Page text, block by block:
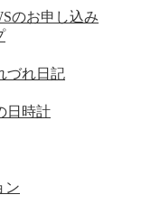
のお申し込み
づれ日記
日時計
ン